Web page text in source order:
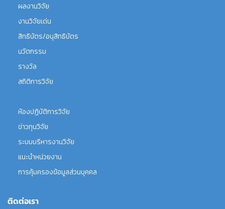
ผลงานวิจัย
งานวิจัยเด่น
สิทธิบัตร/อนุสิทธิบัตร
นวัตกรรม
รางวัล
สถิติการวิจัย
ห้องปฏิบัติการวิจัย
ข่าวทุนวิจัย
ระบบบริหารงานวิจัย
แนะนำหน่วยงาน
การคุ้มครองข้อมูลส่วนบุคคล
ติดต่อเรา